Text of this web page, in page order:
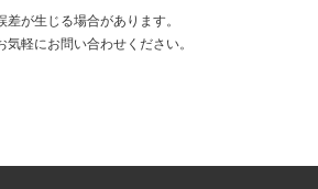
が生じる場合があります。
軽にお問い合わせください。